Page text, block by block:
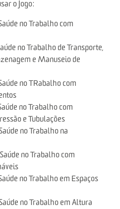
o Jogo:
no Trabalho com
no Trabalho de Transporte,
e Manuseio de
no TRabalho com
no Trabalho com
e Tubulações
no Trabalho na
no Trabalho com
no Trabalho em Espaços
no Trabalho em Altura